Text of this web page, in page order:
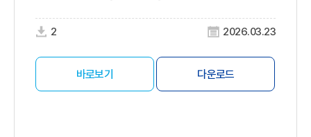
2 2026.03.23
바로보기 다운로드